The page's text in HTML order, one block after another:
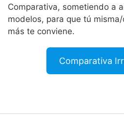
Comparativa, sometiendo a
modelos, para que tú
más te conviene.
Comparativa